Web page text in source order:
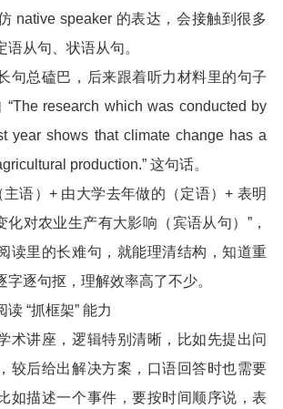
native speaker 的表达，会接触到很多
从句、状语从句。
句总磕巴，后来跟着听力材料里的句子
research which was conducted by
year shows that climate change has a
production.” 这句话。
主语）+ 由大学去年做的（定语）+ 表明
化对农业生产有大影响（宾语从句）”，
读里的长难句，就能理清结构，知道重
字逐句抠，理解效率高了不少。
“抓框架” 能力
术讲座，逻辑特别清晰，比如先提出问
较后给出解决方案，口语回答时也需要
如描述一个事件，要按时间顺序说，表